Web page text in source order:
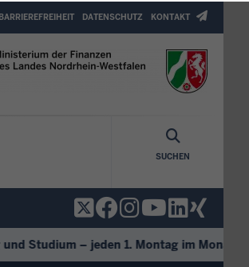
Top
BARRIEREFREIHEIT DATENSCHUTZ KONTAKT
SUCHEN
– jeden 1. Montag im Monat. +++